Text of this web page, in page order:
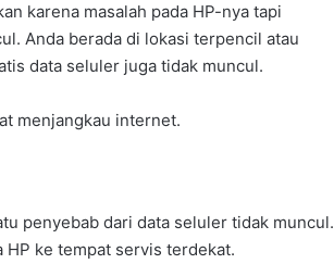
karena masalah pada HP-nya tapi
Anda berada di lokasi terpencil atau
data seluler juga tidak muncul.
menjangkau internet.
penyebab dari data seluler tidak muncul.
HP ke tempat servis terdekat.